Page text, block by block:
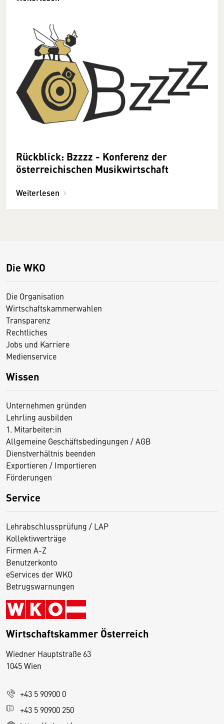
Rückblick: Bzzzz - Konferenz der
österreichischen Musikwirtschaft
Weiterlesen
Die WKO
Die Organisation
Wirtschaftskammerwahlen
Transparenz
Rechtliches
Jobs und Karriere
Medienservice
Wissen
Unternehmen gründen
Lehrling ausbilden
1. Mitarbeiter:in
Allgemeine Geschäftsbedingungen / AGB
Dienstverhältnis beenden
Exportieren / Importieren
Förderungen
Service
Lehrabschlussprüfung / LAP
Kollektivverträge
Firmen A-Z
Benutzerkonto
eServices der WKO
Betrugswarnungen
Wirtschaftskammer Österreich
Wiedner Hauptstraße 63
1045 Wien
+43 5 90900 0
+43 5 90900 250
D
s
e